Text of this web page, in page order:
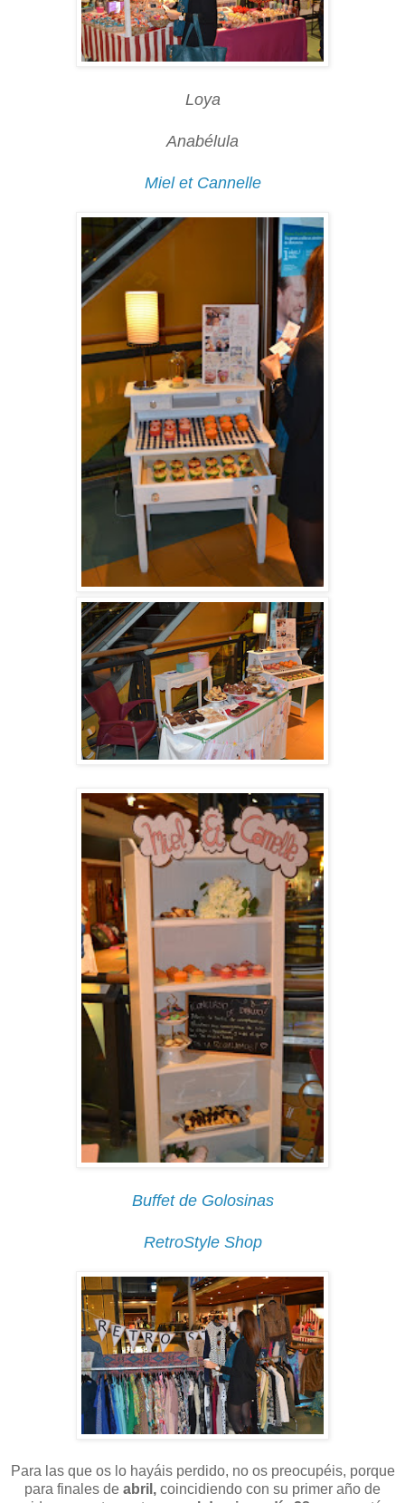
Loya
Anabélula
Miel et Cannelle
Buffet de Golosinas
RetroStyle Shop
Para las que os lo hayáis perdido, no os preocupéis, porque
para finales de abril, coincidiendo con su primer año de